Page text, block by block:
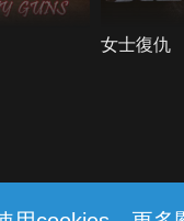
女士復仇